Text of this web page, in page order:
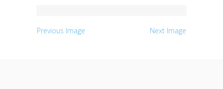
Previous Image Next Image